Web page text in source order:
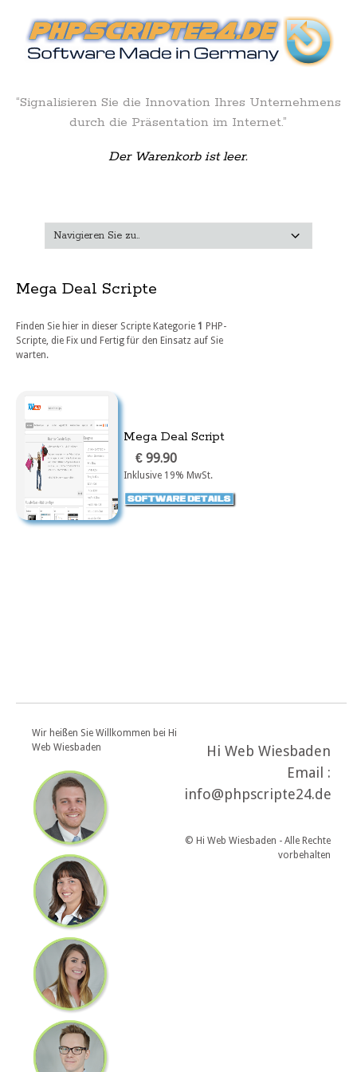
“Signalisieren Sie die Innovation Ihres Unternehmens
durch die Präsentation im Internet.”
Der Warenkorb ist leer.
Mega Deal Scripte
Finden Sie hier in dieser Scripte Kategorie 1
PHP-
Scripte, die Fix und Fertig für den Einsatz auf Sie
warten.
Mega Deal Script
€ 99.90
Inklusive 19% MwSt.
Wir heißen Sie Willkommen bei Hi
Web Wiesbaden
Hi Web Wiesbaden
Email :
info@phpscripte24.de
© Hi Web Wiesbaden - Alle Rechte
vorbehalten